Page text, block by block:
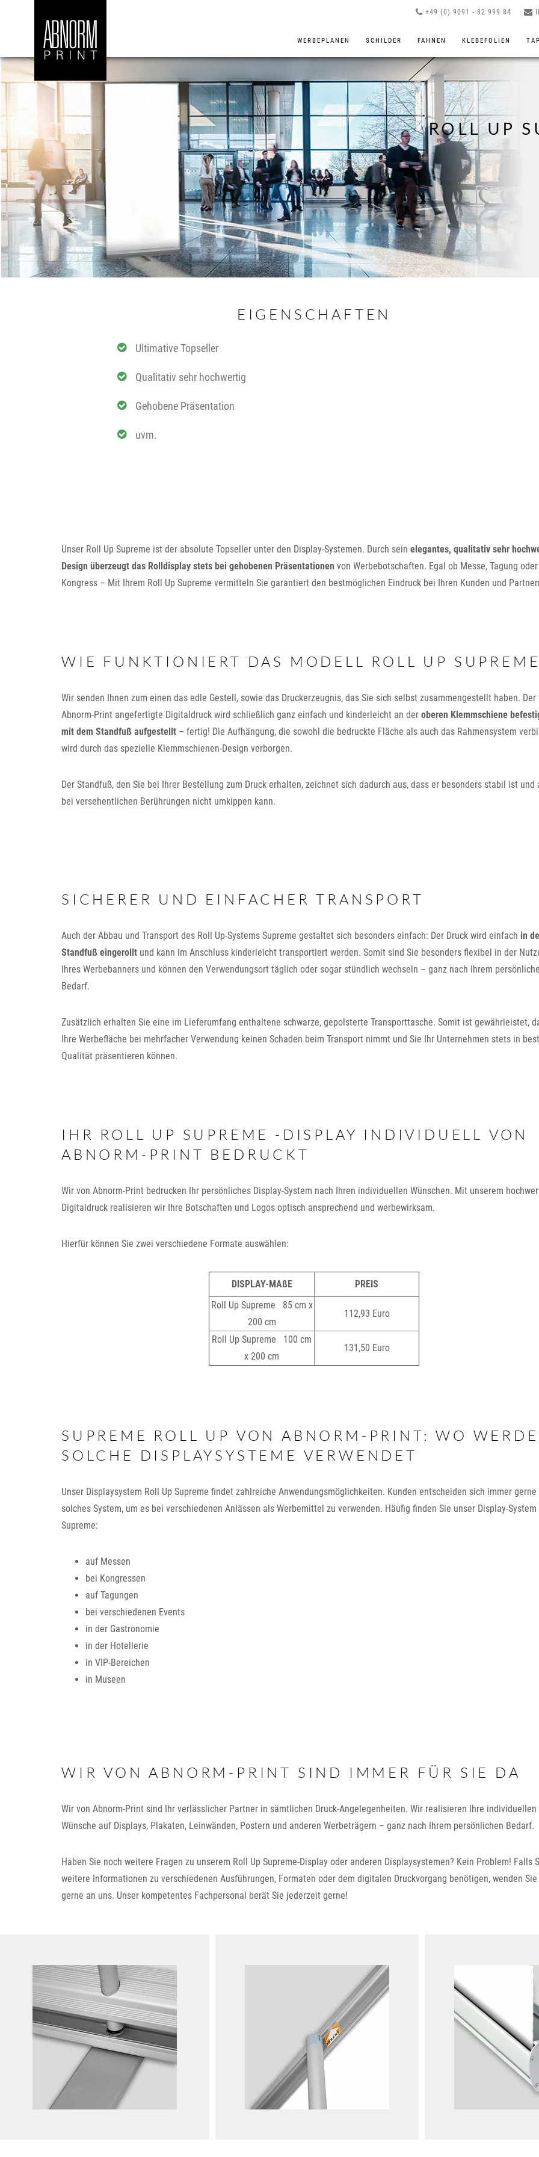
+49 (0) 9091 - 82 999 84
WERBEPLANEN SCHILDER FAHNEN KLEBEFOLIEN
ROLL UP
EIGENSCHAFTEN
Ultimative Topseller
Qualitativ sehr hochwertig
Gehobene Präsentation
uvm.
Unser Roll Up Supreme ist der absolute Topseller unter den Display-Systemen. Durch sein elegantes, qualitativ sehr
Design überzeugt das Rolldisplay stets bei gehobenen Präsentationen von Werbebotschaften. Egal ob Messe, Tagung oder
Kongress – Mit Ihrem Roll Up Supreme vermitteln Sie garantiert den bestmöglichen Eindruck bei Ihren Kunden und
WIE FUNKTIONIERT DAS MODELL ROLL UP
Wir senden Ihnen zum einen das edle Gestell, sowie das Druckerzeugnis, das Sie sich selbst zusammengestellt haben. Der
Abnorm-Print angefertigte Digitaldruck wird schließlich ganz einfach und kinderleicht an der oberen Klemmschiene
mit dem Standfuß aufgestellt – fertig! Die Aufhängung, die sowohl die bedruckte Fläche als auch das Rahmensystem
wird durch das spezielle Klemmschienen-Design verborgen.
Der Standfuß, den Sie bei Ihrer Bestellung zum Druck erhalten, zeichnet sich dadurch aus, dass er besonders stabil ist und
bei versehentlichen Berührungen nicht umkippen kann.
SICHERER UND EINFACHER TRANSPORT
Auch der Abbau und Transport des Roll Up-Systems Supreme gestaltet sich besonders einfach: Der Druck wird einfach in
Standfuß eingerollt und kann im Anschluss kinderleicht transportiert werden. Somit sind Sie besonders flexibel in der
Ihres Werbebanners und können den Verwendungsort täglich oder sogar stündlich wechseln – ganz nach Ihrem
Bedarf.
Zusätzlich erhalten Sie eine im Lieferumfang enthaltene schwarze, gepolsterte Transporttasche. Somit ist gewährleistet,
Ihre Werbefläche bei mehrfacher Verwendung keinen Schaden beim Transport nimmt und Sie Ihr Unternehmen stets in
Qualität präsentieren können.
IHR ROLL UP SUPREME -DISPLAY INDIVIDUELL VON
ABNORM-PRINT BEDRUCKT
Wir von Abnorm-Print bedrucken Ihr persönliches Display-System nach Ihren individuellen Wünschen. Mit unserem
Digitaldruck realisieren wir Ihre Botschaften und Logos optisch ansprechend und werbewirksam.
Hierfür können Sie zwei verschiedene Formate auswählen:
DISPLAY-MAßE
PREIS
Roll Up Supreme 85 cm x
200 cm
112,93 Euro
Roll Up Supreme 100 cm
x 200 cm
131,50 Euro
SUPREME ROLL UP VON ABNORM-PRINT: WO
SOLCHE DISPLAYSYSTEME VERWENDET
Unser Displaysystem Roll Up Supreme findet zahlreiche Anwendungsmöglichkeiten. Kunden entscheiden sich immer
solches System, um es bei verschiedenen Anlässen als Werbemittel zu verwenden. Häufig finden Sie unser Display-System
Supreme:
auf Messen
bei Kongressen
auf Tagungen
bei verschiedenen Events
in der Gastronomie
in der Hotellerie
in VIP-Bereichen
in Museen
WIR VON ABNORM-PRINT SIND IMMER FÜR SIE DA
Wir von Abnorm-Print sind Ihr verlässlicher Partner in sämtlichen Druck-Angelegenheiten. Wir realisieren Ihre individuellen
Wünsche auf Displays, Plakaten, Leinwänden, Postern und anderen Werbeträgern – ganz nach Ihrem persönlichen Bedarf.
Haben Sie noch weitere Fragen zu unserem Roll Up Supreme-Display oder anderen Displaysystemen? Kein Problem! Falls
weitere Informationen zu verschiedenen Ausführungen, Formaten oder dem digitalen Druckvorgang benötigen, wenden Sie
gerne an uns. Unser kompetentes Fachpersonal berät Sie jederzeit gerne!